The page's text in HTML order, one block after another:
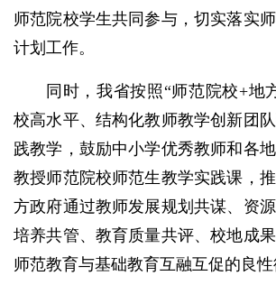
师范院校学生共同参与，切实落实
计划工作。
同时，我省按照“师范院校+地
校高水平、结构化教师教学创新团
践教学，鼓励中小学优秀教师和各
教授师范院校师范生教学实践课，
方政府通过教师发展规划共谋、资
培养共管、教育质量共评、校地成
师范教育与基础教育互融互促的良性